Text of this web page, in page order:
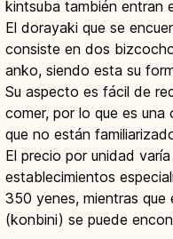
kintsuba también entran
El dorayaki que se
consiste en dos
anko, siendo esta su
Su aspecto es fácil de
comer, por lo que es una
que no están
El precio por unidad
establecimientos
350 yenes, mientras que
(konbini) se puede